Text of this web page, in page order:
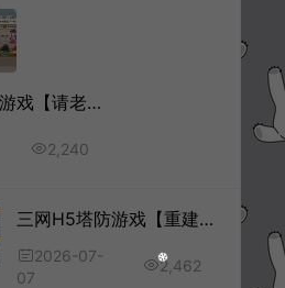
三网H5益智游戏【请老爷来断案H5】1月最新整理Linux手工服务端+Win一键服务端+解压即玩+简易安卓客户端+详细搭建教程
2,240
三网H5塔防游戏【重建末日避难所H5】7月最新整理Linux手工服务端+Win一键服务端+解压即玩+简易安卓客户端+详细搭建教程
2026-07-
07
2,462